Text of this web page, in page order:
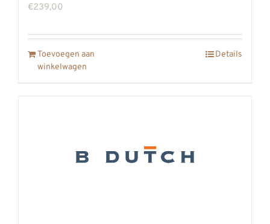
€239,00
Toevoegen aan
winkelwagen
Details